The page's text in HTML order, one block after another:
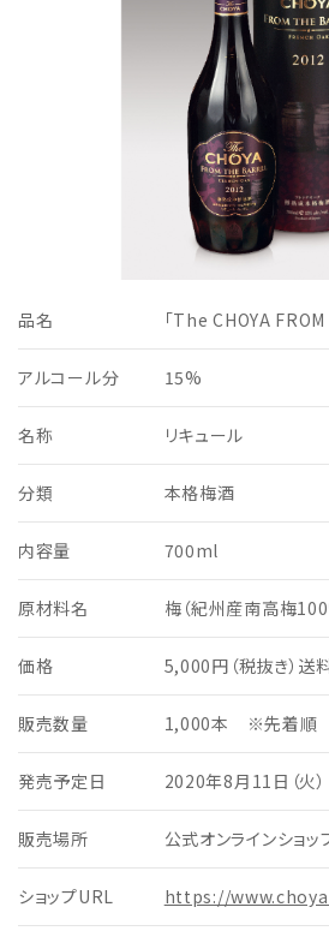
品名 「The CHOYA
アルコール分 15%
名称 リキュール
分類 本格梅酒
内容量 700ml
原材料名 梅（紀州産南高梅100
価格 5,000円（税抜き）送
販売数量 1,000本 ※先着順
発売予定日 2020年8月11日（火）
販売場所 公式オンラインショッ
ショップURL https://